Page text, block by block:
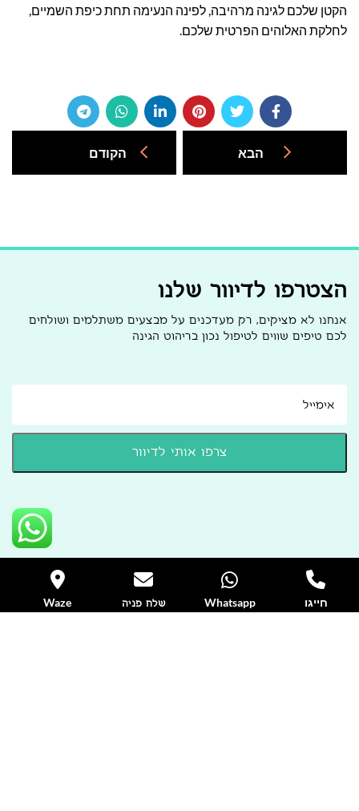
הקטן שלכם לגינה מרהיבה, לפינה הנעימה תחת כיפת השמיים,
לחלקת האלוהים הפרטית שלכם.
הבא הקודם
הצטרפו לדיוור שלנו
אנחנו לא מציקים, רק מעדכנים על מבצעים משתלמים ושולחים
לכם טיפים שווים לטיפול נכון בריהוט הגינה
חייגו Whatsapp שלח פניה Waze